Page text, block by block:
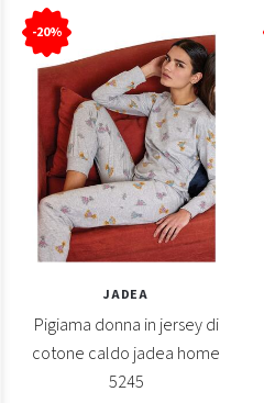
-20%
JADEA
Pigiama donna in jersey di
cotone caldo jadea home
5245